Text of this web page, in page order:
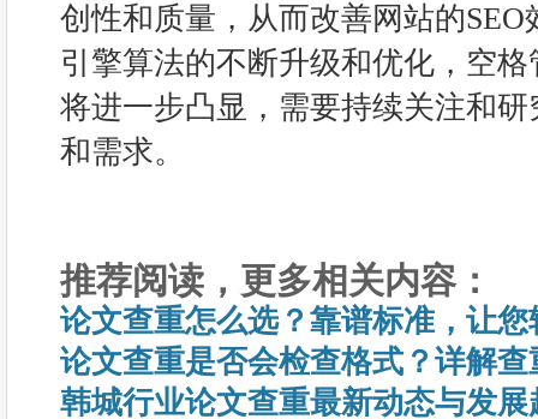
创性和质量，从而改善网站的
引擎算法的不断升级和优化，空
将进一步凸显，需要持续关注和
和需求。
推荐阅读，更多相关内容：
论文查重怎么选？靠谱标准，让您
论文查重是否会检查格式？详解
韩城行业论文查重最新动态与发展